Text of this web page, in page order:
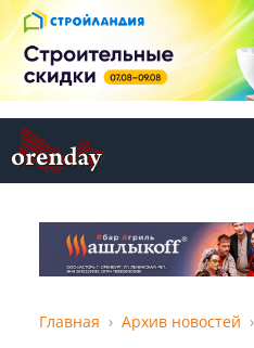
Главная Архив новостей